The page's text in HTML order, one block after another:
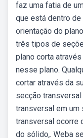
faz uma fatia de
que está dentro
orientação do
três tipos de
plano corta
nesse plano.
cortar através da
secção
transversal em um
transversal ocorre
do sólido,. Weba